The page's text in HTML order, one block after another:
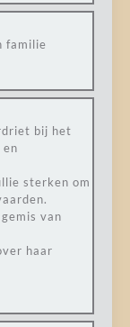
familie
bij het
en
sterken om
van
haar